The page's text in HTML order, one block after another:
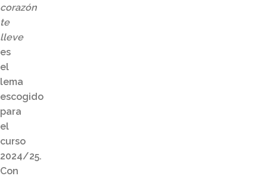
corazón
te
lleve
es
el
lema
escogido
para
el
curso
2024/25.
Con